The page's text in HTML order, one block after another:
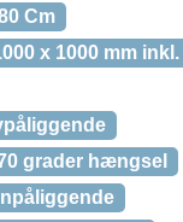
Cm
x 1000 mm
grader hængsel